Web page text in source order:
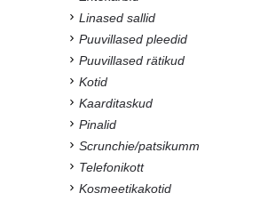
Linased sallid
Puuvillased pleedid
Puuvillased rätikud
Kotid
Kaarditaskud
Pinalid
Scrunchie/patsikumm
Telefonikott
Kosmeetikakotid